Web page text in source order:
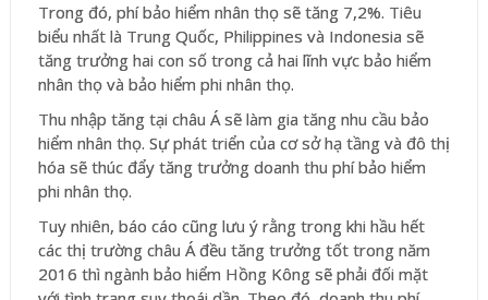
Trong đó, phí bảo hiểm nhân thọ sẽ tăng 7,2%. Tiêu
biểu nhất là Trung Quốc, Philippines và Indonesia sẽ
tăng trưởng hai con số trong cả hai lĩnh vực bảo hiểm
nhân thọ và bảo hiểm phi nhân thọ.
Thu nhập tăng tại châu Á sẽ làm gia tăng nhu cầu bảo
hiểm nhân thọ. Sự phát triển của cơ sở hạ tầng và đô thị
hóa sẽ thúc đẩy tăng trưởng doanh thu phí bảo hiểm
phi nhân thọ.
Tuy nhiên, báo cáo cũng lưu ý rằng trong khi hầu hết
các thị trường châu Á đều tăng trưởng tốt trong năm
2016 thì ngành bảo hiểm Hồng Kông sẽ phải đối mặt